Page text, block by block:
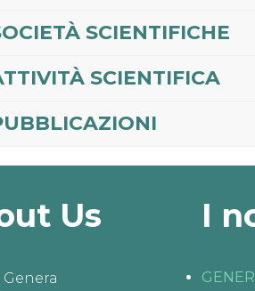
SCIENTIFICHE
SCIENTIFICA
Us
Genera
I